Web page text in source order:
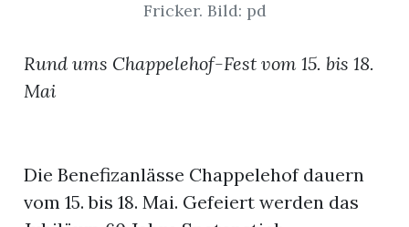
Fricker. Bild: pd
Rund ums Chappelehof-Fest vom 15. bis 18.
Mai
Die Benefizanlässe Chappelehof dauern
vom 15. bis 18. Mai. Gefeiert werden das